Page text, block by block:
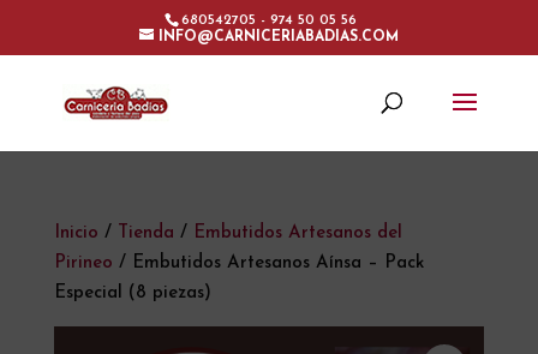
680542705 - 974 50 05 56
INFO@CARNICERIABADIAS.COM
Inicio / Tienda / Embutidos Artesanos del
Pirineo / Embutidos Artesanos Aínsa – Pack
Especial (8 piezas)